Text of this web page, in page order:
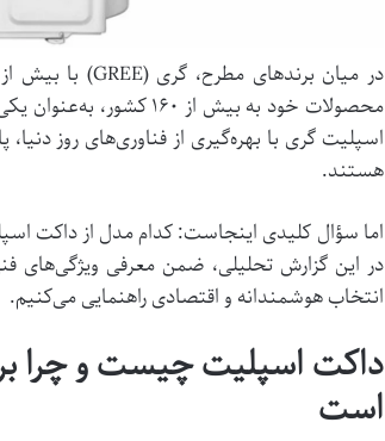
در میان برندهای مطرح، گری (GREE) با بیش
محصولات خود به بیش
اسپلیت گری با بهره‌گیری از فناوری‌های روز
هستند.
اما سؤال کلیدی اینجاست: کدام مدل از داکت
در این گزارش تحلیلی، ضمن معرفی ویژگی‌های
انتخاب هوشمندانه و اقتصادی راهنمایی می‌کنیم.
داکت اسپلیت چیست و چرا
است